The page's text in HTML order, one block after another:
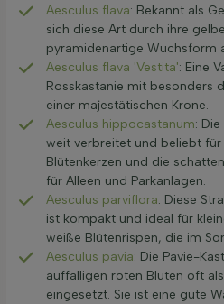
Aesculus flava: Bekannt als
sich diese Art durch ihre
pyramidenartige Wuchsform
Aesculus flava 'Vestita': Eine
Rosskastanie mit besonders
einer majestätischen Krone.
Aesculus hippocastanum:
weit verbreitet und beliebt
Blütenkerzen und die
für Alleen und Parkanlagen.
Aesculus parviflora: Diese
ist kompakt und ideal für
weiße Blütenrispen, die im
Aesculus pavia: Die Pavie-
auffälligen roten Blüten oft
eingesetzt. Sie ist eine gute